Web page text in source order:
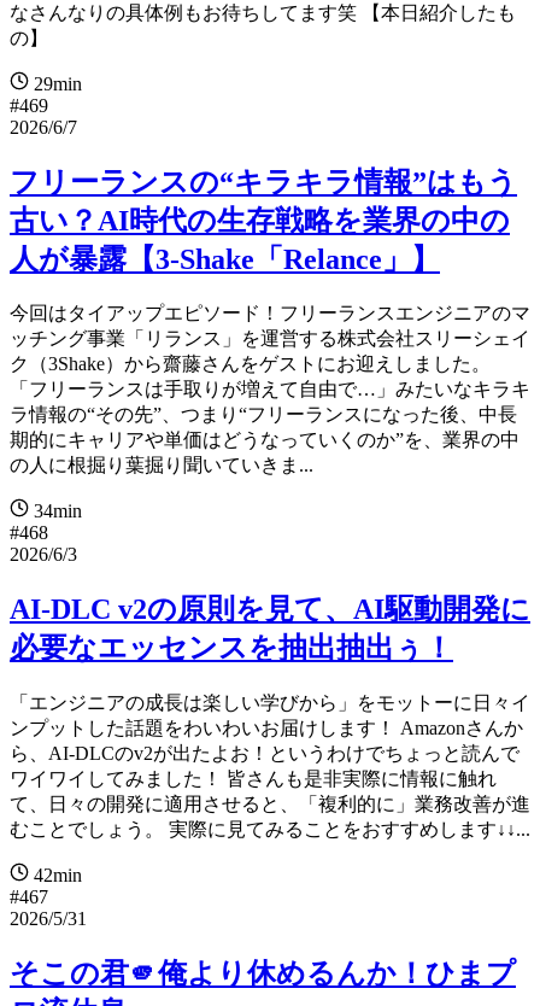
なさんなりの具体例もお待ちしてます笑 【本日紹介したも
の】
29min
#469
2026/6/7
フリーランスの“キラキラ情報”はもう
古い？AI時代の生存戦略を業界の中の
人が暴露【3-Shake「Relance」】
今回はタイアップエピソード！フリーランスエンジニアのマ
ッチング事業「リランス」を運営する株式会社スリーシェイ
ク（3Shake）から齋藤さんをゲストにお迎えしました。
「フリーランスは手取りが増えて自由で…」みたいなキラキ
ラ情報の“その先”、つまり“フリーランスになった後、中長
期的にキャリアや単価はどうなっていくのか”を、業界の中
の人に根掘り葉掘り聞いていきま...
34min
#468
2026/6/3
AI-DLC v2の原則を見て、AI駆動開発に
必要なエッセンスを抽出抽出ぅ！
「エンジニアの成長は楽しい学びから」をモットーに日々イ
ンプットした話題をわいわいお届けします！ Amazonさんか
ら、AI-DLCのv2が出たよお！というわけでちょっと読んで
ワイワイしてみました！ 皆さんも是非実際に情報に触れ
て、日々の開発に適用させると、「複利的に」業務改善が進
むことでしょう。 実際に見てみることをおすすめします↓↓...
42min
#467
2026/5/31
そこの君🫵俺より休めるんか！ひまプ